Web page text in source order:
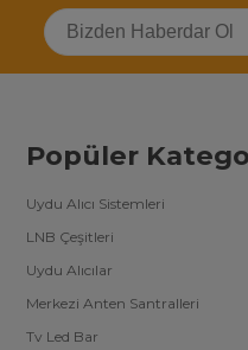
Popüler
Uydu Alıcı Sistemleri
LNB Çeşitleri
Uydu Alıcılar
Merkezi Anten Santralleri
Tv Led Bar